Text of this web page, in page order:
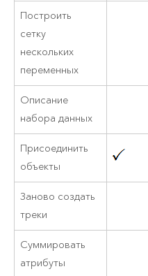
Построить
сетку
нескольких
переменных
Описание
набора данных
Присоединить
объекты
Заново создать
треки
Суммировать
атрибуты